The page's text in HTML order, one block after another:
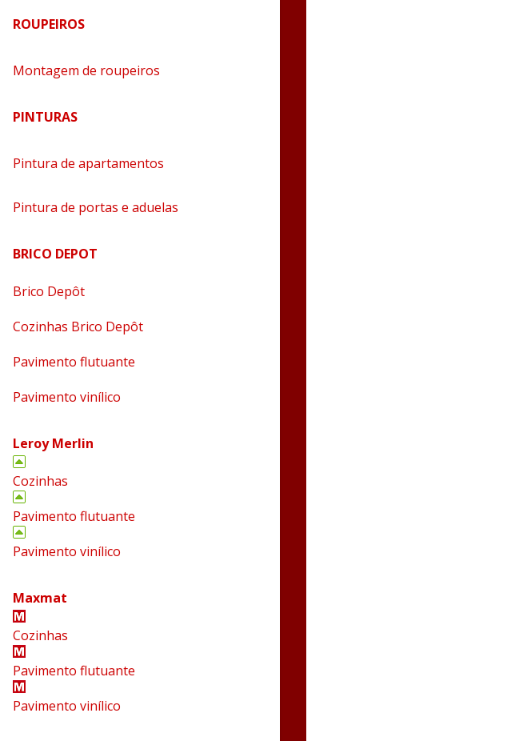
ROUPEIROS
Montagem de roupeiros
PINTURAS
Pintura de apartamentos
Pintura de portas e aduelas
BRICO DEPOT
Brico Depôt
Cozinhas Brico Depôt
Pavimento flutuante
Pavimento vinílico
Leroy Merlin
Cozinhas
Pavimento flutuante
Pavimento vinílico
Maxmat
Cozinhas
Pavimento flutuante
Pavimento vinílico